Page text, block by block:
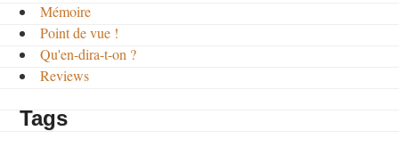
Mémoire
Point de vue !
Qu'en-dira-t-on ?
Reviews
Tags